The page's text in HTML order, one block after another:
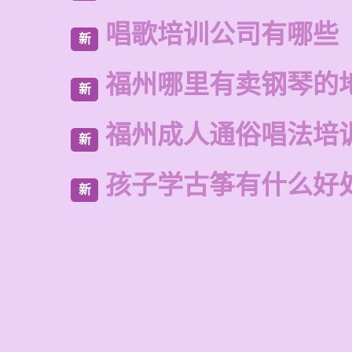
新 唱歌培训公司有哪些
新 福州哪里有卖钢琴的
新 福州成人通俗唱法培
新 孩子学古筝有什么好